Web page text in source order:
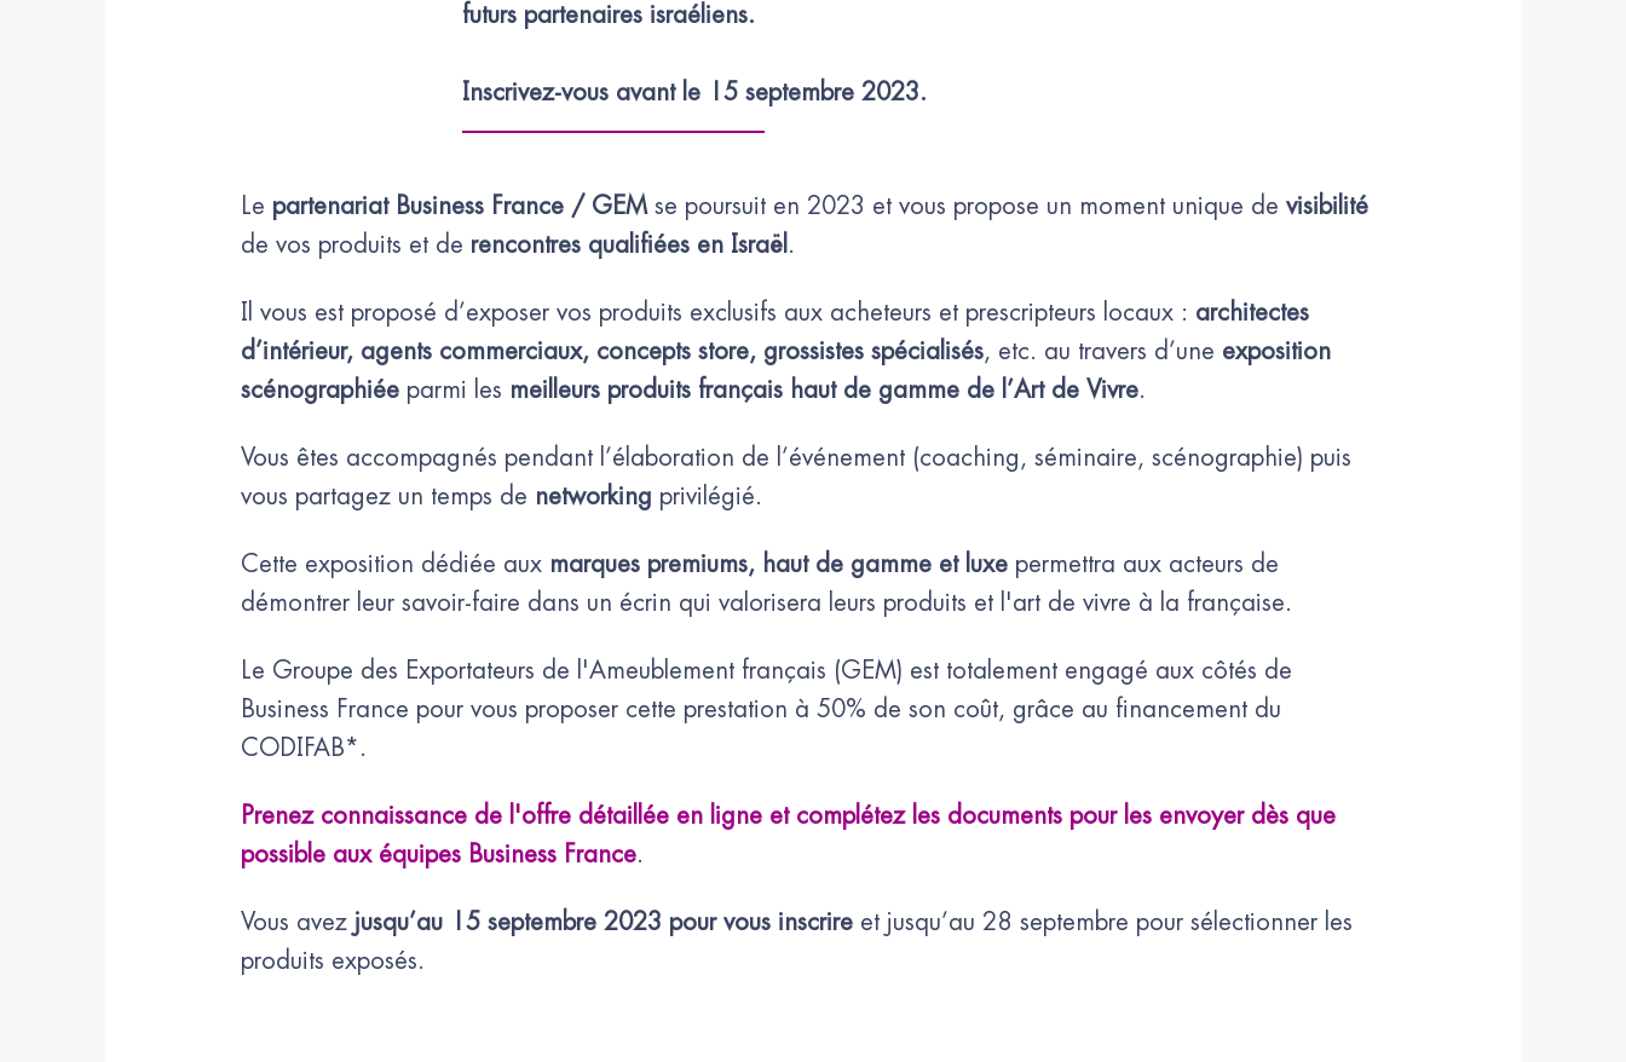
futurs partenaires israéliens.
Inscrivez-vous avant le 15 septembre 2023.
Le partenariat Business France / GEMse poursuit en 2023 et vous propose un moment unique de visibilité
de vos produits et de rencontres qualifiées en Israël .
Il vous est proposé d’exposer vos produits exclusifs aux acheteurs et prescripteurs locaux : architectes
d’intérieur, agents commerciaux, concepts store, grossistes spécialisés, etc. au travers d’une exposition
scénographiée parmi les meilleurs produits français haut de gamme de l’Art de Vivre.
Vous êtes accompagnés pendant l’élaboration de l’événement (coaching, séminaire, scénographie) puis
vous partagez un temps de networking privilégié.
Cette exposition dédiée aux marques premiums, haut de gamme et luxe permettra aux acteurs de
démontrer leur savoir-faire dans un écrin qui valorisera leurs produits et l'art de vivre à la française.
Le Groupe des Exportateurs de l'Ameublement français (GEM) est totalement engagé aux côtés de
Business France pour vous proposer cette prestation à 50% de son coût, grâce au financement du
CODIFAB*.
Prenez connaissance de l'offre détaillée en ligne et complétez les documents pour les envoyer dès que
possible aux équipes Business France.
Vous avez jusqu’au 15 septembre 2023 pour vous inscrire et jusqu’au 28 septembre pour sélectionner les
produits exposés.